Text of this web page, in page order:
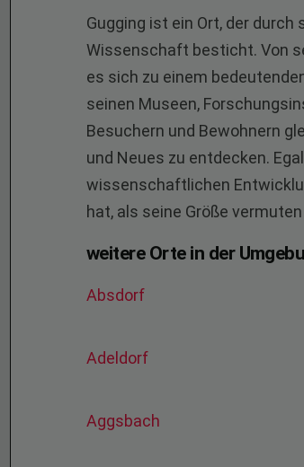
Gugging ist ein Ort, der
Wissenschaft besticht. Von
es sich zu einem
seinen Museen,
Besuchern und Bewohnern
und Neues zu entdecken.
wissenschaftlichen
hat, als seine Größe
weitere Orte in der
Absdorf
Adeldorf
Aggsbach